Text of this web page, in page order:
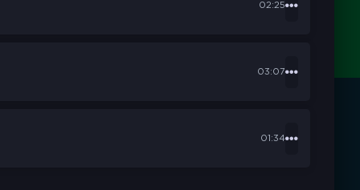
02:25
03:07
01:34